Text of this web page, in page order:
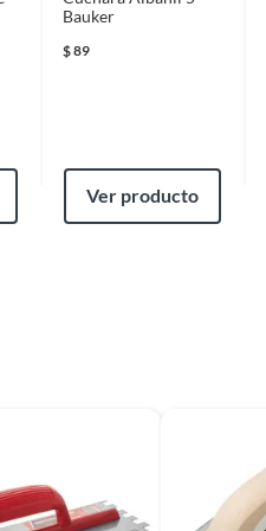
Bauker
$89
Ver producto